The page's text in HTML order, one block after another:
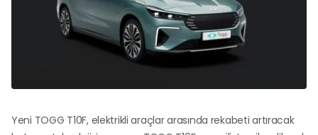
Yeni TOGG T10F, elektrikli araçlar arasında rekabeti artıracak